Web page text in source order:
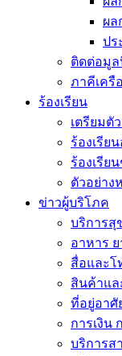
ผล
ปร
ติดต่อมูล
ภาคีเครื
ร้องเรียน
เตรียมตั
ร้องเรีย
ร้องเรีย
ตัวอย่าง
ข่าวผู้บริโภค
บริการสุ
อาหาร
สื่อและ
สินค้าแล
ที่อยู่อาศั
การเงิน
บริการส